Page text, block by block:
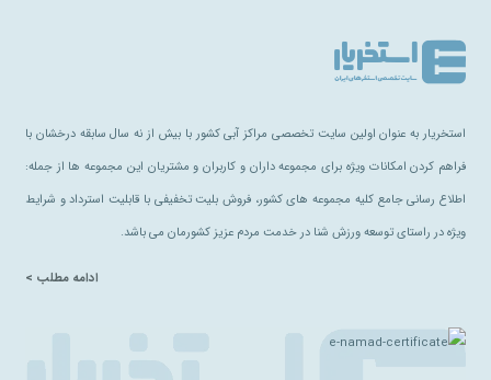
استخریار به عنوان اولین سایت تخصصی مراکز آبی کشور با بیش از نه سال سابقه درخشان با
فراهم کردن امکانات ویژه برای مجموعه داران و کاربران و مشتریان این مجموعه ها از جمله:
اطلاع رسانی جامع کلیه مجموعه های کشور، فروش بلیت تخفیفی با قابلیت استرداد و شرایط
ویژه در راستای توسعه ورزش شنا در خدمت مردم عزیز کشورمان می باشد.
ادامه مطلب >